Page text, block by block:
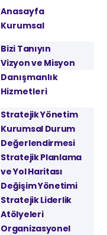
Anasayfa
Kurumsal
Bizi Tanıyın
Vizyon ve Misyon
Danışmanlık
Hizmetleri
Stratejik Yönetim
Kurumsal Durum
Değerlendirmesi
Stratejik Planlama
ve Yol Haritası
Değişim Yönetimi
Stratejik Liderlik
Atölyeleri
Organizasyonel